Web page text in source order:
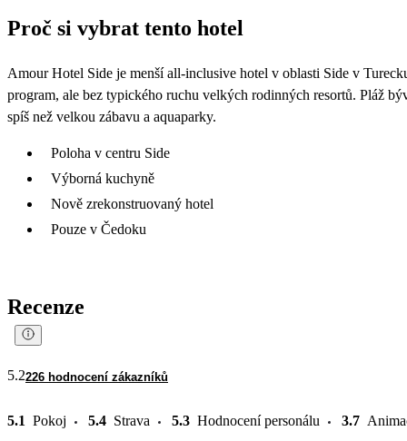
Proč si vybrat tento hotel
Amour Hotel Side je menší all-inclusive hotel v oblasti Side v
program, ale bez typického ruchu velkých rodinných resortů. Pláž
spíš než velkou zábavu a aquaparky.
Poloha v centru Side
Výborná kuchyně
Nově zrekonstruovaný hotel
Pouze v Čedoku
Recenze
5.2226 hodnocení zákazníků
5.1 Pokoj 5.4 Strava 5.3 Hodnocení personálu 3.7